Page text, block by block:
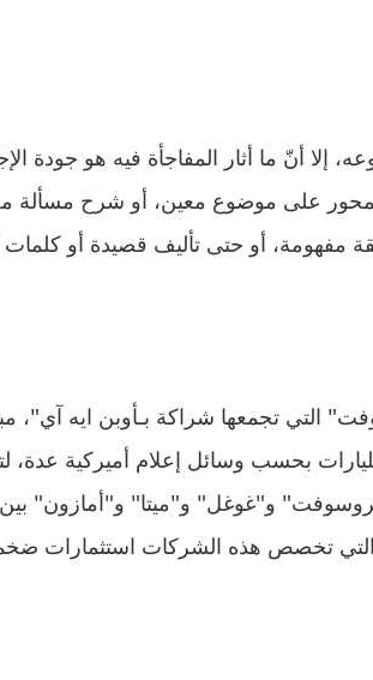
أنّ ما أثار المفاجأة فيه هو جودة
على موضوع معين، أو شرح مسألة
التي تجمعها شراكة بـأوبن ايه آي"،
جي بي تي"، أنّها ستستثمر نحو 10 مليارات بحسب وسائل إعلام أميركية
و"غوغل" و"ميتا" و"أمازون" بين